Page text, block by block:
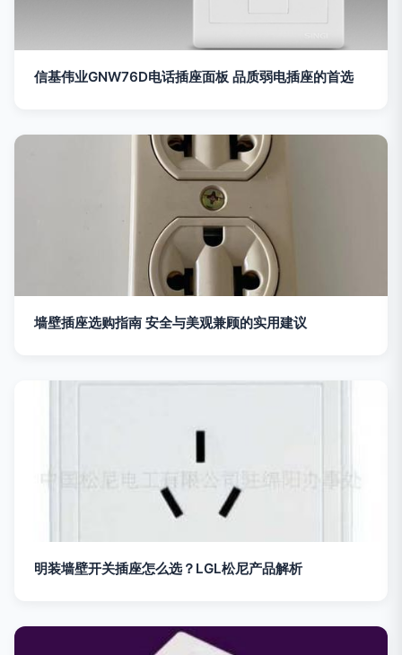
信基伟业GNW76D电话插座面板 品质弱电插座的首选
墙壁插座选购指南 安全与美观兼顾的实用建议
明装墙壁开关插座怎么选？LGL松尼产品解析